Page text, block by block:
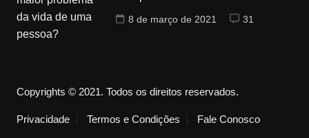
8 de março de 2021 31
Copyrights © 2021. Todos os direitos reservados.
Privacidade Termos e Condições Fale Conosco